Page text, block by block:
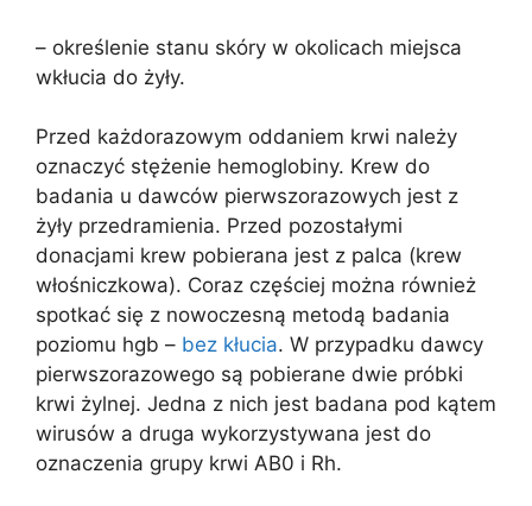
– określenie stanu skóry w okolicach miejsca
wkłucia do żyły.
Przed każdorazowym oddaniem krwi należy
oznaczyć stężenie hemoglobiny. Krew do
badania u dawców pierwszorazowych jest z
żyły przedramienia. Przed pozostałymi
donacjami krew pobierana jest z palca (krew
włośniczkowa). Coraz częściej można również
spotkać się z nowoczesną metodą badania
poziomu hgb – bez kłucia. W przypadku dawcy
pierwszorazowego są pobierane dwie próbki
krwi żylnej. Jedna z nich jest badana pod kątem
wirusów a druga wykorzystywana jest do
oznaczenia grupy krwi AB0 i Rh.